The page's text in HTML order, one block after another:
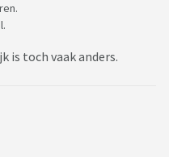
is toch vaak anders.